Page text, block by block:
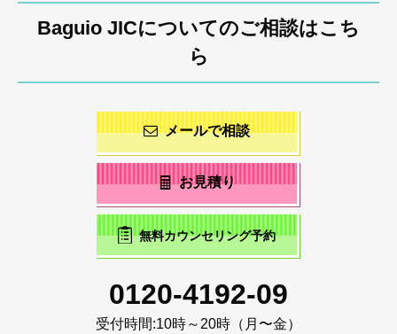
Baguio JICについてのご相談はこち
ら
メールで相談
お見積り
無料カウンセリング予約
0120-4192-09
受付時間:10時～20時（月〜金）